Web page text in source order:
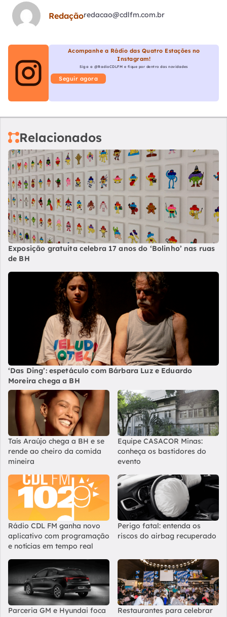
Redaçãoredacao@cdlfm.com.br
Acompanhe a Rádio das Quatro Estações no
Instagram!
Siga a @RadioCDLFM e fique por dentro das novidades
Seguir agora
Relacionados
Exposição gratuita celebra 17 anos do ‘Bolinho’ nas ruas
de BH
‘Das Ding’: espetáculo com Bárbara Luz e Eduardo
Moreira chega a BH
Taís Araújo chega a BH e se
rende ao cheiro da comida
mineira
Equipe CASACOR Minas:
conheça os bastidores do
evento
Rádio CDL FM ganha novo
aplicativo com programação
e notícias em tempo real
Perigo fatal: entenda os
riscos do airbag recuperado
Parceria GM e Hyundai foca
Restaurantes para celebrar